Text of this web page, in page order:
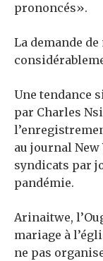
prononcés».
La demande
Une tendance
par Charles
au journal
syndicats par
pandémie.
Arinaitwe,
mariage à
ne pas